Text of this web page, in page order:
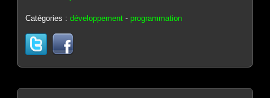
Catégories :développement -programmation